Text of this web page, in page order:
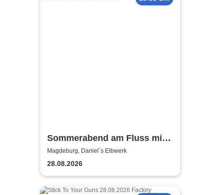
Sommerabend am Fluss mit
Julian Freihoff
Magdeburg, Daniel´s Elbwerk
28.08.2026